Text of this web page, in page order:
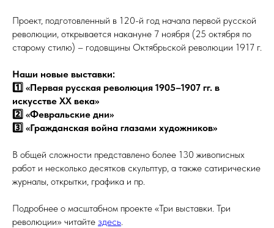
Проект, подготовленный в 120-й год начала первой русской
революции, открывается накануне 7 ноября (25 октября по
старому стилю) – годовщины Октябрьской революции 1917 г.
Наши новые выставки:
1️⃣ «Первая русская революция 1905–1907 гг. в
искусстве ХХ века»
2️⃣ «Февральские дни»
3️⃣ «Гражданская война глазами художников»
В общей сложности представлено более 130 живописных
работ и несколько десятков скульптур, а также сатирические
журналы, открытки, графика и пр.
Подробнее о масштабном проекте «Три выставки. Три
революции» читайте здесь